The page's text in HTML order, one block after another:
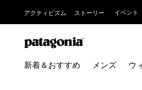
アクティビズム ストーリー イベント
新着＆おすすめ メンズ ウ